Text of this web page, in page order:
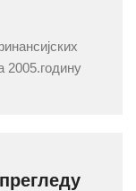
2005.годину